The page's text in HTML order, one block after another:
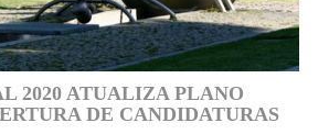
2020 ATUALIZA PLANO
DE CANDIDATURAS